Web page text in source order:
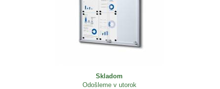
Skladom
Odošleme v utorok